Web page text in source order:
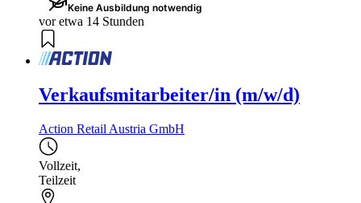
Keine Ausbildung notwendig
vor etwa 14 Stunden
Verkaufsmitarbeiter/in (m/w/d)
Action Retail Austria GmbH
Vollzeit,
Teilzeit